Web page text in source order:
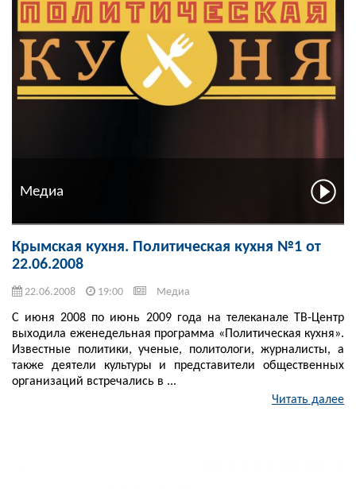
Медиа
Крымская кухня. Политическая кухня №1 от
22.06.2008
22.06.2008 19:00 Медиа
С июня 2008 по июнь 2009 года на телеканале ТВ-Центр
выходила еженедельная программа «Политическая кухня».
Известные политики, ученые, политологи, журналисты, а
также деятели культуры и представители общественных
организаций встречались в ...
Читать далее